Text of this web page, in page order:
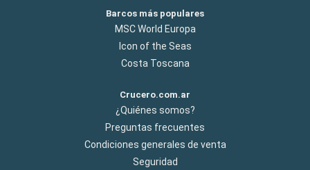
Barcos más populares
MSC World Europa
Icon of the Seas
Costa Toscana
Crucero.com.ar
¿Quiénes somos?
Preguntas frecuentes
Condiciones generales de venta
Seguridad